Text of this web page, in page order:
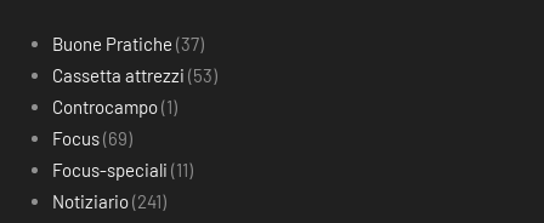
Buone Pratiche (37)
Cassetta attrezzi (53)
Controcampo(1)
Focus(69)
Focus-speciali (11)
Notiziario(241)